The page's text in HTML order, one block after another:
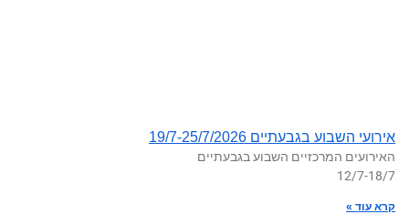
אירועי השבוע בגבעתיים 19/7-25/7/2026
האירועים המרכזיים השבוע בגבעתיים
12/7-18/7
קרא עוד »